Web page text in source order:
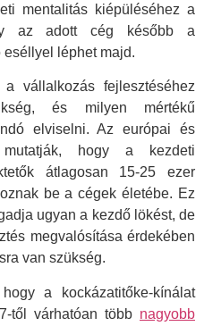
mentalitás kiépüléséhez a
az adott cég később a
léphet majd.
vállalkozás fejlesztéséhez
és milyen mértékű
elviselni. Az európai és
hogy a kezdeti
átlagosan 15-25 ezer
be a cégek életébe. Ez
ugyan a kezdő lökést, de
megvalósítása érdekében
van szükség.
a kockázatitőke-kínálat
től várhatóan több nagyobb